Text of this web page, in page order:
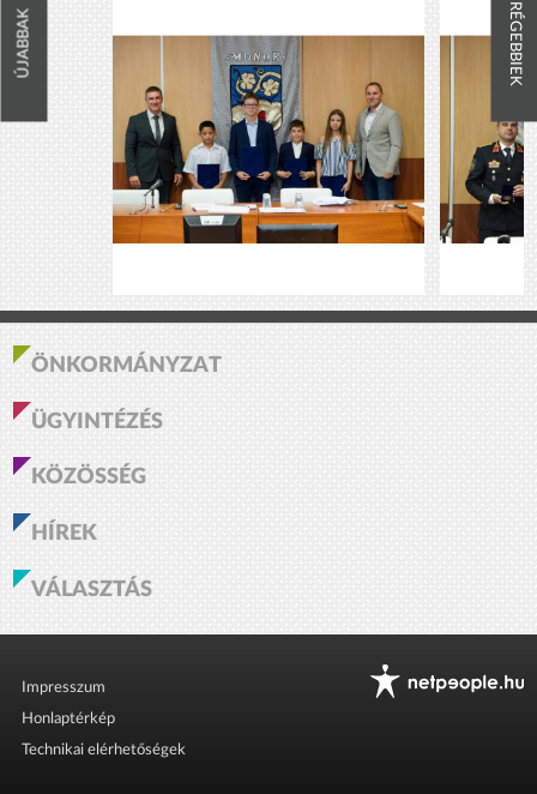
ÚJABBAK RÉGEBBIEK
ÖNKORMÁNYZAT
ÜGYINTÉZÉS
KÖZÖSSÉG
HÍREK
VÁLASZTÁS
Impresszum
Honlaptérkép
Technikai elérhetőségek